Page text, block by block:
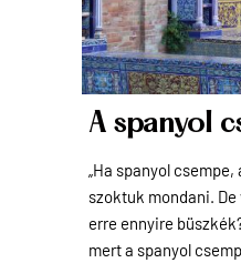
A spanyol
„Ha spanyol csempe,
szoktuk mondani.
erre ennyire
mert a spanyol